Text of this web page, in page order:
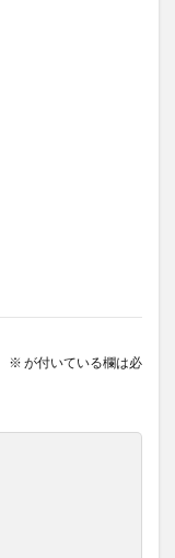
※ が付いている欄は必